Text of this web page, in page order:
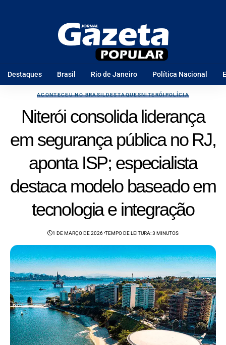
Destaques Brasil Rio de Janeiro Política Nacional
ACONTECEU NO BRASILDESTAQUESNITERÓIPOLÍCIA
Niterói consolida liderança
em segurança pública no RJ,
aponta ISP; especialista
destaca modelo baseado em
tecnologia e integração
1 DE MARÇO DE 2026 TEMPO DE LEITURA: 3 MINUTOS